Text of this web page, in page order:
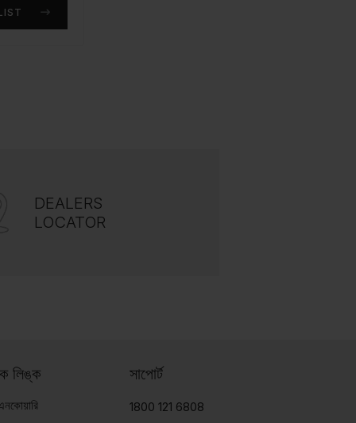
DEALERS
LOCATOR
লিঙ্ক সাপোর্ট
1800 121 6808